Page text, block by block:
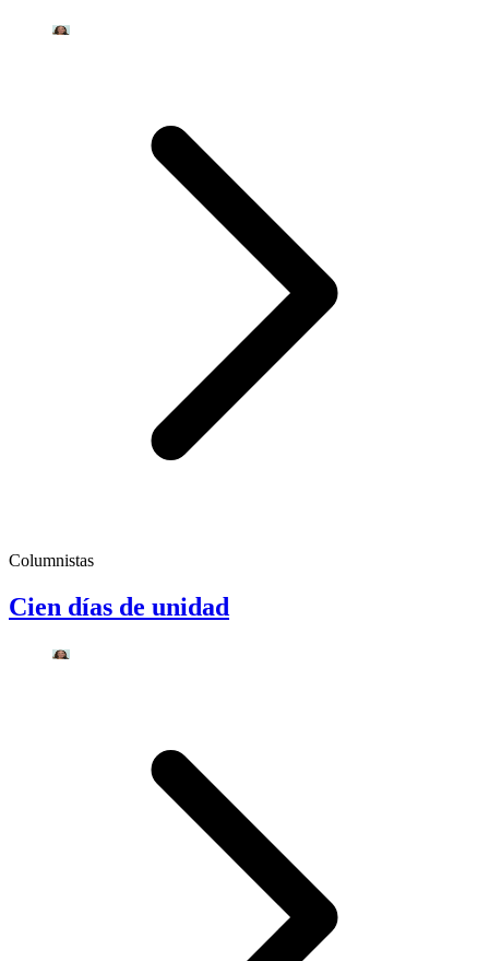
Columnistas
Cien días de unidad